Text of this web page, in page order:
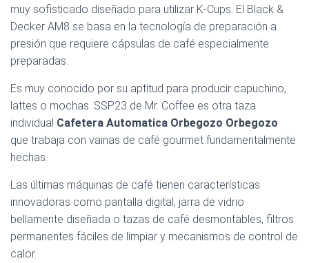
muy sofisticado diseñado para utilizar K-Cups. El Black &
Decker AM8 se basa en la tecnología de preparación a
presión que requiere cápsulas de café especialmente
preparadas.
Es muy conocido por su aptitud para producir capuchino,
lattes o mochas. SSP23 de Mr. Coffee es otra taza
individual Cafetera Automatica Orbegozo Orbegozo
que trabaja con vainas de café gourmet fundamentalmente
hechas.
Las últimas máquinas de café tienen características
innovadoras como pantalla digital, jarra de vidrio
bellamente diseñada o tazas de café desmontables, filtros
permanentes fáciles de limpiar y mecanismos de control de
calor.